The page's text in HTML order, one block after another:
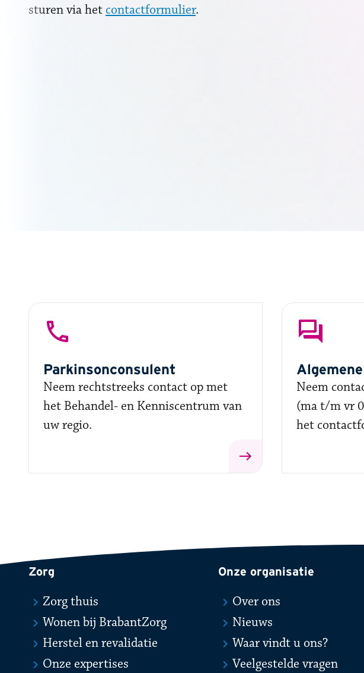
sturen via het contactformulier.
Parkinsonconsulent
Neem rechtstreeks contact op met
het Behandel- en Kenniscentrum van
uw regio.
Neem
(ma t/m vr
het
Zorg
Zorg thuis
Wonen bij BrabantZorg
Herstel en revalidatie
Onze expertises
Onze organisatie
Over ons
Nieuws
Waar vindt u ons?
Veelgestelde vragen